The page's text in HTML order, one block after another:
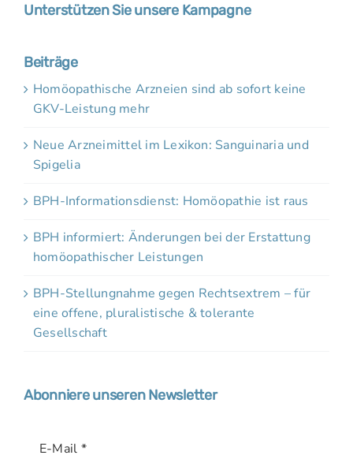
Unterstützen Sie unsere Kampagne
Beiträge
Homöopathische Arzneien sind ab sofort keine
GKV-Leistung mehr
Neue Arzneimittel im Lexikon: Sanguinaria und
Spigelia
BPH-Informationsdienst: Homöopathie ist raus
BPH informiert: Änderungen bei der Erstattung
homöopathischer Leistungen
BPH-Stellungnahme gegen Rechtsextrem – für
eine offene, pluralistische & tolerante
Gesellschaft
Abonniere unseren Newsletter
E-Mail *